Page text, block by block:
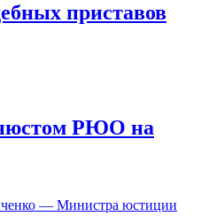
приставов
РЮО на